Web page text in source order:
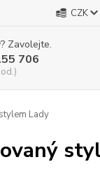
CZK
Zavolejte.
706
Lady